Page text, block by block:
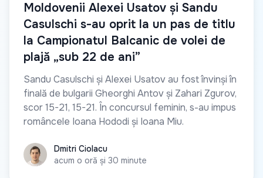
Moldovenii Alexei Usatov și Sandu
Casulschi s-au oprit la un pas de titlu
la Campionatul Balcanic de volei de
plajă „sub 22 de ani”
Sandu Casulschi și Alexei Usatov au fost învinși în
finală de bulgarii Gheorghi Antov și Zahari Zgurov,
scor 15-21, 15-21. În concursul feminin, s-au impus
româncele Ioana Hododi și Ioana Miu.
Dmitri Ciolacu
Dmitri Ciolacu
acum o oră și 30 minute